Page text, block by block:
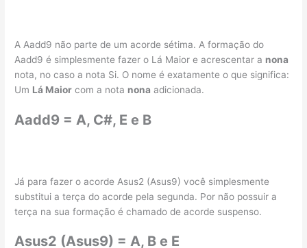
A Aadd9 não parte de um acorde sétima. A formação do
Aadd9 é simplesmente fazer o Lá Maior e acrescentar a nona
nota, no caso a nota Si. O nome é exatamente o que significa:
Um Lá Maior com a nota nona adicionada.
Aadd9 = A, C#, E e B
Já para fazer o acorde Asus2 (Asus9) você simplesmente
substitui a terça do acorde pela segunda. Por não possuir a
terça na sua formação é chamado de acorde suspenso.
Asus2 (Asus9) = A, B e E